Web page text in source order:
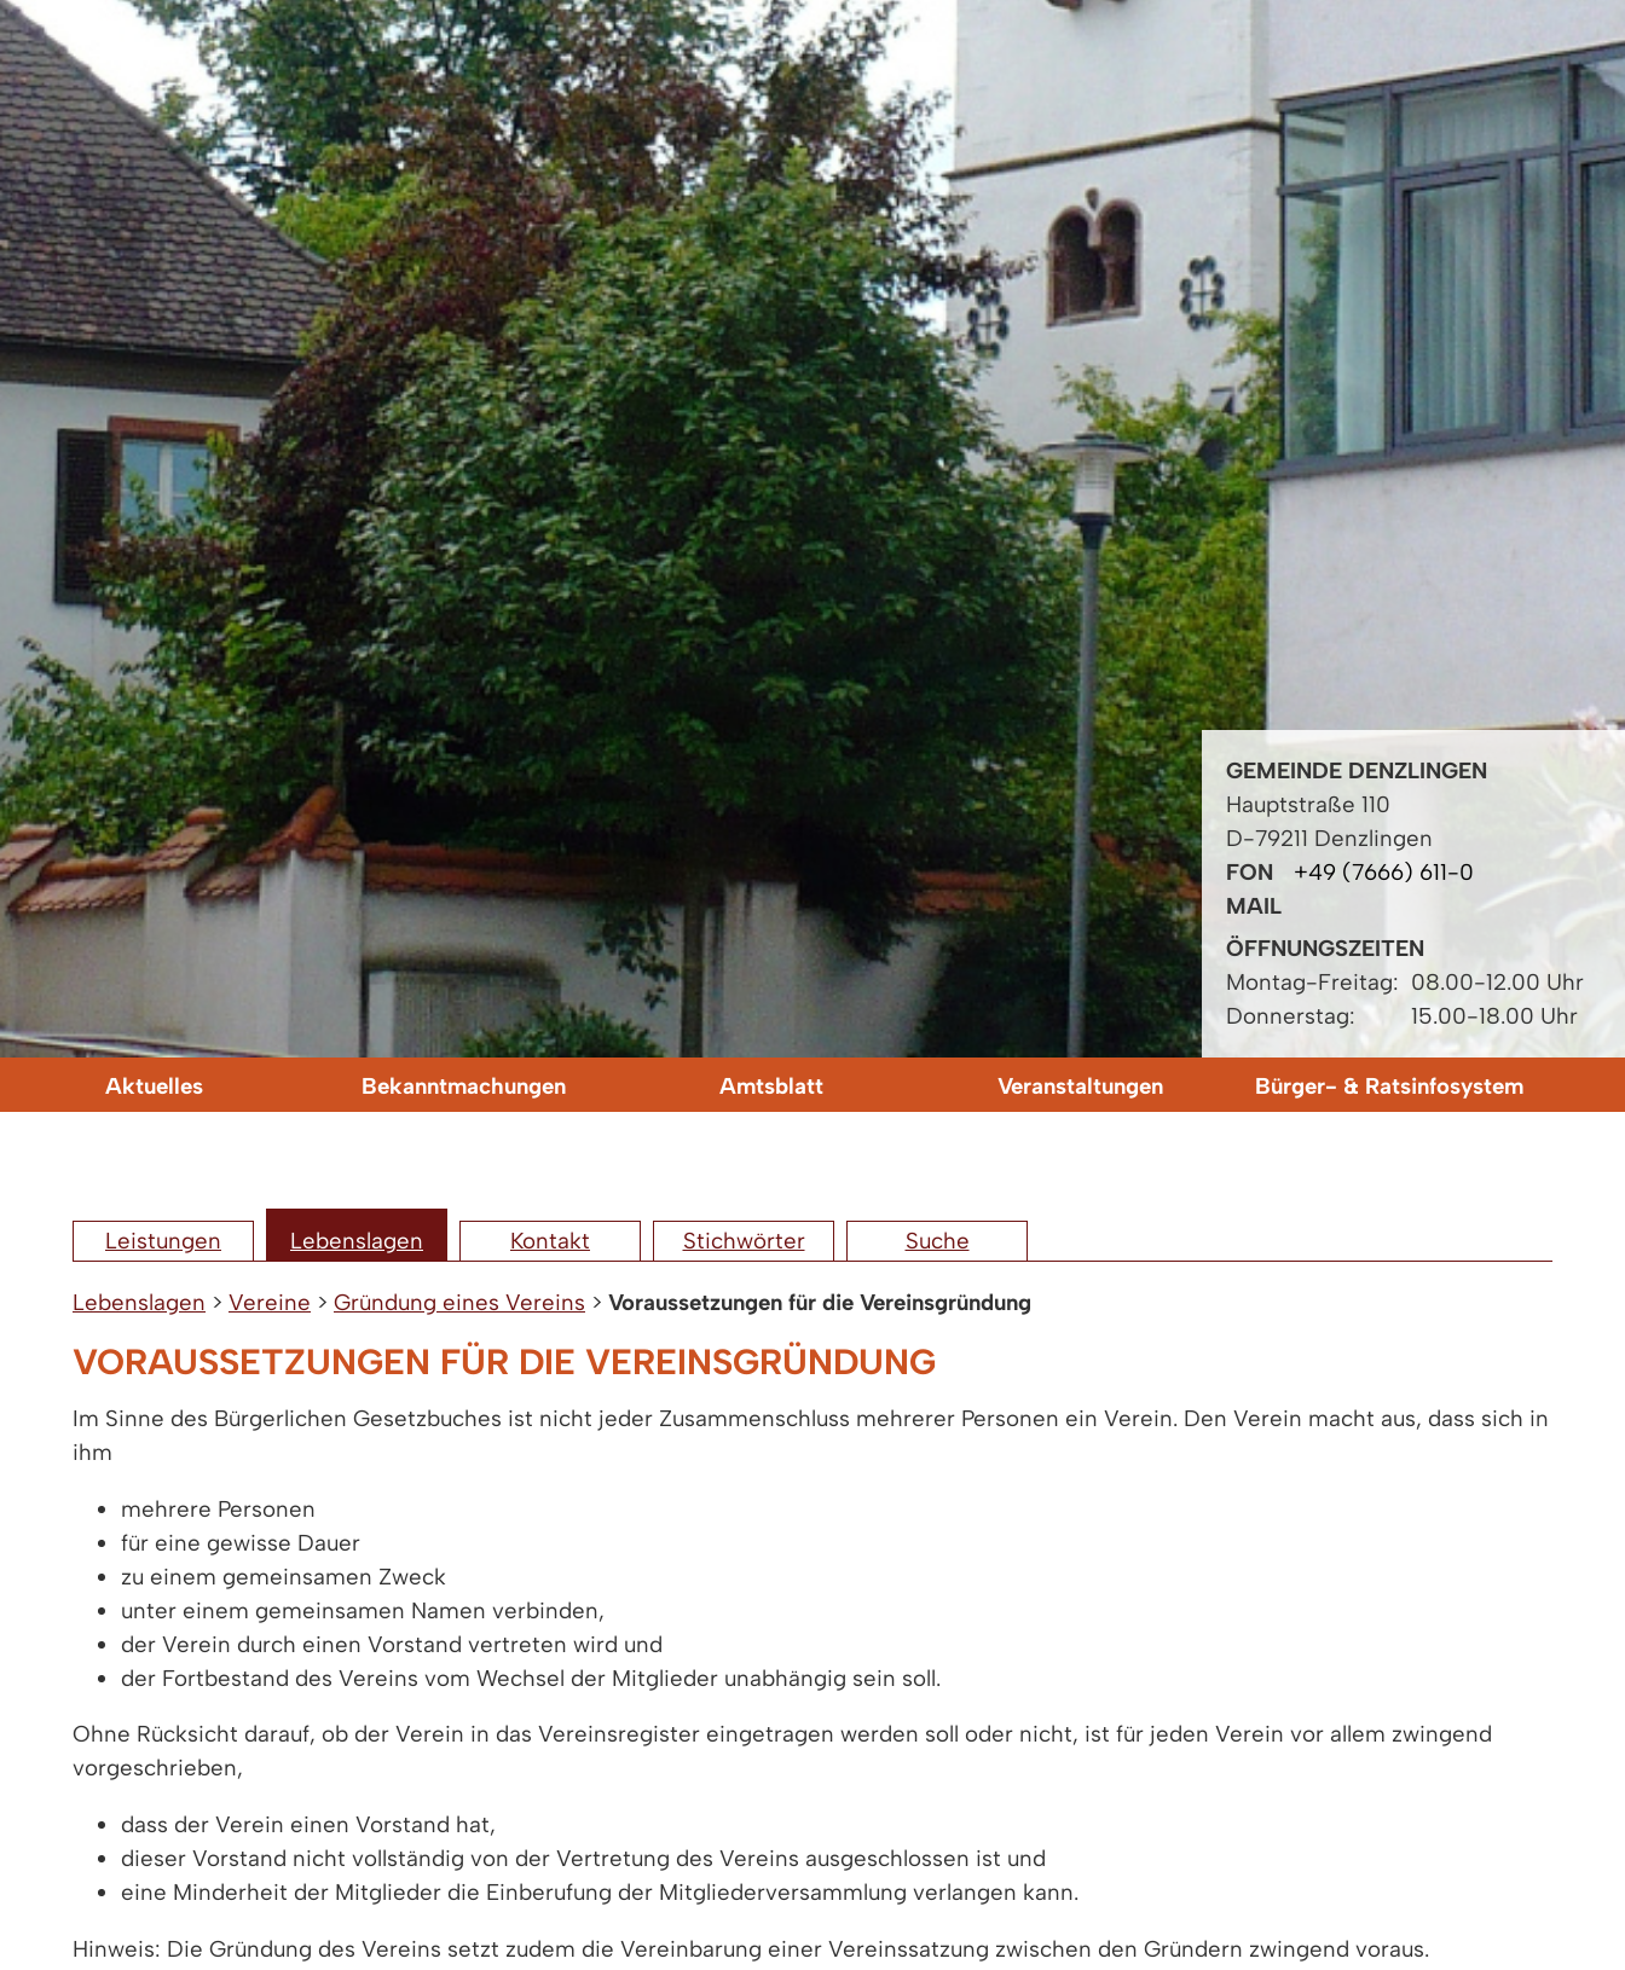
GEMEINDE DENZLINGEN
Hauptstraße 110
D-79211 Denzlingen
FON
+49 (7666) 611-0
MAIL
ÖFFNUNGSZEITEN
Montag-Freitag: 08.00-12.00 Uhr
Donnerstag:
15.00-18.00 Uhr
Aktuelles Bekanntmachungen Amtsblatt Veranstaltungen Bürger- & Ratsinfosystem
Leistungen Lebenslagen Kontakt Stichwörter Suche
Lebenslagen > Vereine > Gründung eines Vereins > Voraussetzungen für die Vereinsgründung
VORAUSSETZUNGEN FÜR DIE VEREINSGRÜNDUNG
Im Sinne des Bürgerlichen Gesetzbuches ist nicht jeder Zusammenschluss mehrerer Personen ein Verein. Den Verein macht aus, dass sich in
ihm
mehrere Personen
für eine gewisse Dauer
zu einem gemeinsamen Zweck
unter einem gemeinsamen Namen verbinden,
der Verein durch einen Vorstand vertreten wird und
der Fortbestand des Vereins vom Wechsel der Mitglieder unabhängig sein soll.
Ohne Rücksicht darauf, ob der Verein in das Vereinsregister eingetragen werden soll oder nicht, ist für jeden Verein vor allem zwingend
vorgeschrieben,
dass der Verein einen Vorstand hat,
dieser Vorstand nicht vollständig von der Vertretung des Vereins ausgeschlossen ist und
eine Minderheit der Mitglieder die Einberufung der Mitgliederversammlung verlangen kann.
Hinweis: Die Gründung des Vereins setzt zudem die Vereinbarung einer Vereinssatzung zwischen den Gründern zwingend voraus.